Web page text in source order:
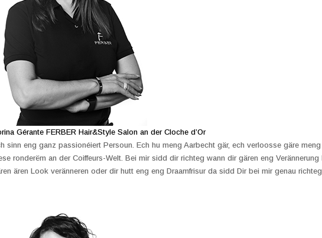
Gérante FERBER Hair&Style Salon an der Cloche d’Or
sinn eng ganz passionéiert Persoun. Ech hu meng Aarbecht gär, ech verloosse gäre
ronderëm an der Coiffeurs-Welt. Bei mir sidd dir richteg wann dir gären eng Verännerung
ären Look veränneren oder dir hutt eng eng Draamfrisur da sidd Dir bei mir genau